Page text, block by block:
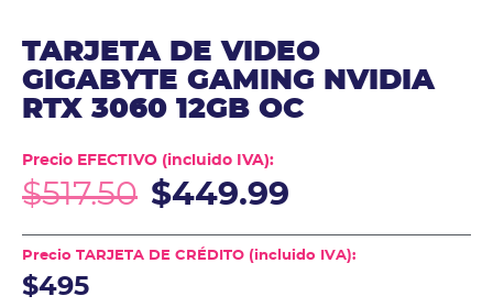
TARJETA DE VIDEO
GIGABYTE GAMING NVIDIA
RTX 3060 12GB OC
Precio EFECTIVO (incluido IVA):
$517.50 $449.99
Precio TARJETA DE CRÉDITO (incluido IVA):
$495